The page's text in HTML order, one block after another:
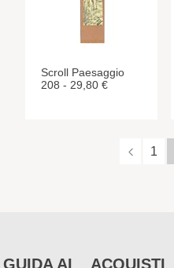
Scroll Paesaggio
208 - 29,80 €
1
GUIDA AI ACQUISTI